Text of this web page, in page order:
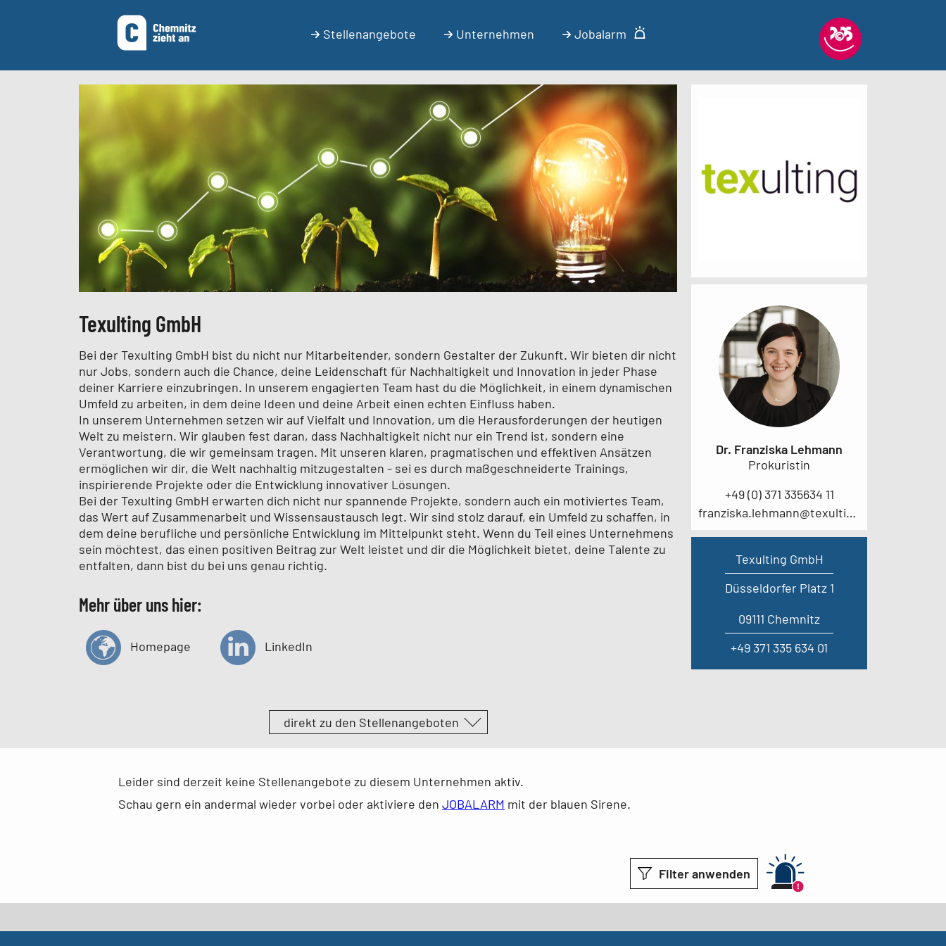
Stellenangebote Unternehmen Jobalarm
Texulting GmbH
Bei der Texulting GmbH bist du nicht nur Mitarbeitender, sondern Gestalter der Zukunft. Wir bieten dir nicht
nur Jobs, sondern auch die Chance, deine Leidenschaft für Nachhaltigkeit und Innovation in jeder Phase
deiner Karriere einzubringen. In unserem engagierten Team hast du die Möglichkeit, in einem dynamischen
Umfeld zu arbeiten, in dem deine Ideen und deine Arbeit einen echten Einfluss haben.
In unserem Unternehmen setzen wir auf Vielfalt und Innovation, um die Herausforderungen der heutigen
Welt zu meistern. Wir glauben fest daran, dass Nachhaltigkeit nicht nur ein Trend ist, sondern eine
Verantwortung, die wir gemeinsam tragen. Mit unseren klaren, pragmatischen und effektiven Ansätzen
ermöglichen wir dir, die Welt nachhaltig mitzugestalten - sei es durch maßgeschneiderte Trainings,
inspirierende Projekte oder die Entwicklung innovativer Lösungen.
Bei der Texulting GmbH erwarten dich nicht nur spannende Projekte, sondern auch ein motiviertes Team,
das Wert auf Zusammenarbeit und Wissensaustausch legt. Wir sind stolz darauf, ein Umfeld zu schaffen, in
dem deine berufliche und persönliche Entwicklung im Mittelpunkt steht. Wenn du Teil eines Unternehmens
sein möchtest, das einen positiven Beitrag zur Welt leistet und dir die Möglichkeit bietet, deine Talente zu
entfalten, dann bist du bei uns genau richtig.
Mehr über uns hier:
Homepage LinkedIn
direkt zu den Stellenangeboten
Dr. Franziska Lehmann
Prokuristin
+49 (0) 371 335634 11
franziska.lehmann@texulting.com
Texulting GmbH
Düsseldorfer Platz 1
09111 Chemnitz
+49 371 335 634 01
Leider sind derzeit keine Stellenangebote zu diesem Unternehmen aktiv.
Schau gern ein andermal wieder vorbei oder aktiviere den JOBALARM mit der blauen Sirene.
Filter anwenden